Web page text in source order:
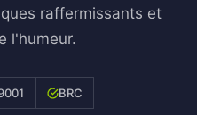
raffermissants et
l'humeur.
BRC